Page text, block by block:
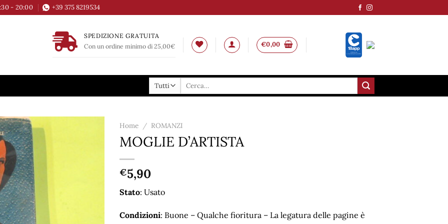
- 20:00 +39 375 8219534
SPEDIZIONE GRATUITA
Con un ordine minimo di 25,00€
€0,00
Cerca:
Home / ROMANZI
MOGLIE D’ARTISTA
€5,90
Stato: Usato
Condizioni: Buone – Qualche fioritura – La legatura delle pagine è